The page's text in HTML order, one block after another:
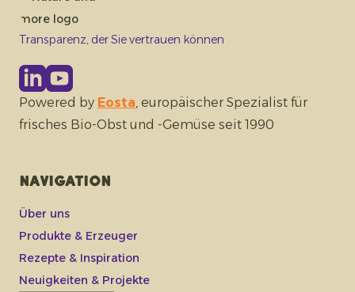
Transparenz, der Sie vertrauen können
Powered by Eosta, europäischer Spezialist für
frisches Bio-Obst und -Gemüse seit 1990
Navigation
Über uns
Produkte & Erzeuger
Rezepte & Inspiration
Neuigkeiten & Projekte